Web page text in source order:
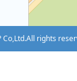
Co,Ltd.All rights